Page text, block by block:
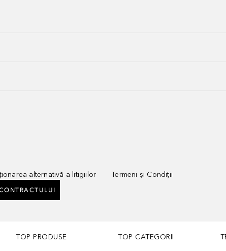
alternativă a litigiilor
Termeni și Condiții
TOP PRODUSE TOP CATEGORII